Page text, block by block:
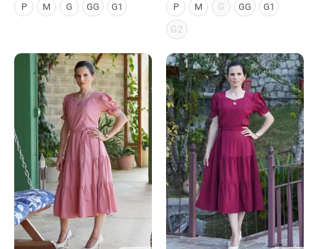
P M G GG G1 P M G GG G1
G2